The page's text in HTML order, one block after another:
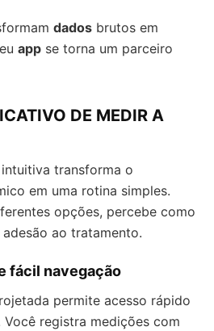
dados brutos em
app se torna um parceiro
DE MEDIR A
transforma o
em uma rotina simples.
opções, percebe como
ao tratamento.
fácil navegação
permite acesso rápido
registra medições com